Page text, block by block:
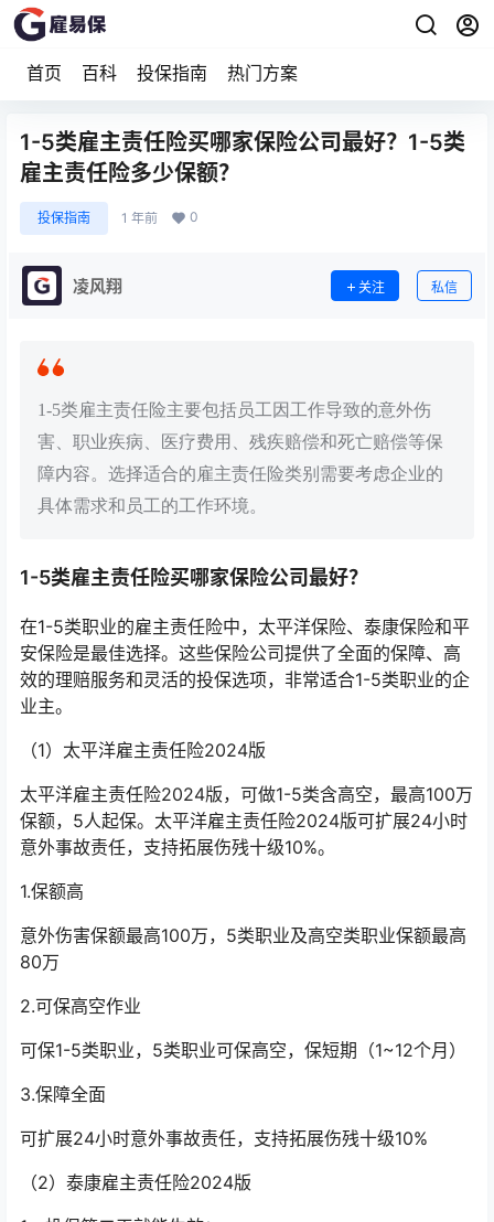
首页 百科 投保指南 热门方案
1-5类雇主责任险买哪家保险公司最好？1-5类
雇主责任险多少保额？
投保指南 1 年前 0
凌风翔 关注 私信
1-5类雇主责任险主要包括员工因工作导致的意外伤
害、职业疾病、医疗费用、残疾赔偿和死亡赔偿等保
障内容。选择适合的雇主责任险类别需要考虑企业的
具体需求和员工的工作环境。‌
1-5类雇主责任险买哪家保险公司最好？
在1-5类职业的雇主责任险中，太平洋保险、泰康保险和平
安保险是最佳选择。‌这些保险公司提供了全面的保障、高
效的理赔服务和灵活的投保选项，非常适合1-5类职业的企
业主。
（1）太平洋雇主责任险2024版
太平洋雇主责任险2024版，可做1-5类含高空，最高100万
保额，5人起保。太平洋雇主责任险2024版可扩展24小时
意外事故责任，支持拓展伤残十级10%。
1.保额高
意外伤害保额最高100万，5类职业及高空类职业保额最高
80万
2.可保高空作业
可保1-5类职业，5类职业可保高空，保短期（1~12个月）
3.保障全面
可扩展24小时意外事故责任，支持拓展伤残十级10%
（2）泰康雇主责任险2024版